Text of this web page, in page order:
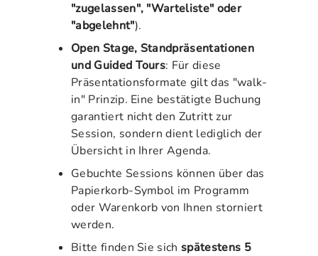
"zugelassen", "Warteliste" oder
"abgelehnt").
Open Stage, Standpräsentationen
und Guided Tours: Für diese
Präsentationsformate gilt das "walk-
in" Prinzip. Eine bestätigte Buchung
garantiert nicht den Zutritt zur
Session, sondern dient lediglich der
Übersicht in Ihrer Agenda.
Gebuchte Sessions können über das
Papierkorb-Symbol im Programm
oder Warenkorb von Ihnen storniert
werden.
Bitte finden Sie sichspätestens 5